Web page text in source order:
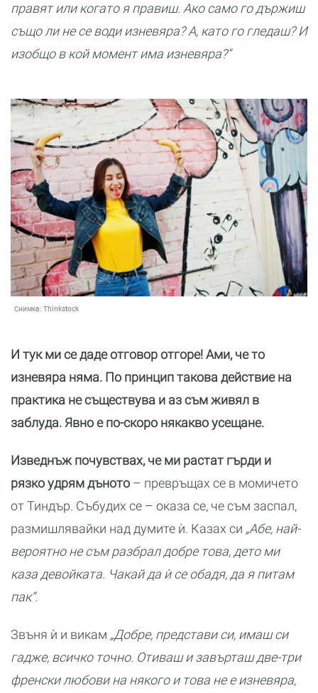
правят или когато я правиш. Ако само го държиш
също ли не се води изневяра? А, като го гледаш? И
изобщо в кой момент има изневяра?“
Снимка: Thinkstock
И тук ми се даде отговор отгоре! Ами, че то
изневяра няма. По принцип такова действие на
практика не съществува и аз съм живял в
заблуда. Явно е по-скоро някакво усещане.
Изведнъж почувствах, че ми растат гърди и
рязко удрям дъното – превръщах се в момичето
от Тиндър. Събудих се – оказа се, че съм заспал,
размишлявайки над думите ѝ. Казах си „Абе, най-
вероятно не съм разбрал добре това, дето ми
каза девойката. Чакай да ѝ се обадя, да я питам
пак“.
Звъня ѝ и викам „Добре, представи си, имаш си
гадже, всичко точно. Отиваш и завърташ две-три
френски любови на някого и това не е изневяра,